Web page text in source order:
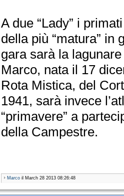
A due “Lady” i
della più “matura” in
gara sarà la
Marco, nata il 17
Rota Mistica, del
1941, sarà invece
“primavere” a
della Campestre.
Marco il March 28 2013 08:26:48